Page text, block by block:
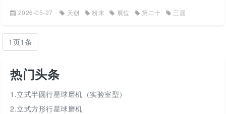
2026-05-27 天创 粉末 展位 第二十 三届
1页1条
热门头条
1.立式半圆行星球磨机（实验室型）
2.立式方形行星球磨机